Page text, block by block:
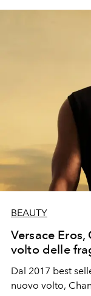
Paralimpici.
festeggiamenti
BEAUTY
Versace
volto delle
Dal 2017 best
nuovo volto,